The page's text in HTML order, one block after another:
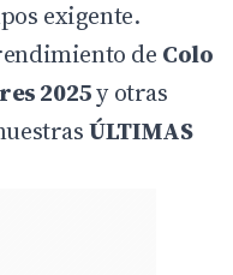
exigente.
de Colo
2025y otras
ÚLTIMAS